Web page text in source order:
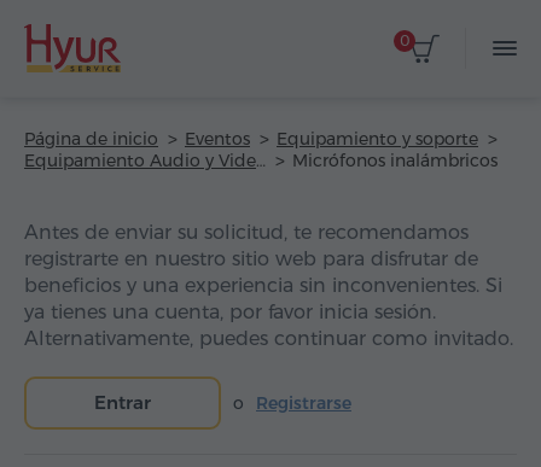
0
Página de inicio Eventos
Equipamiento y soporte
Equipamiento Audio y Video
Micrófonos inalámbricos
Antes de enviar su solicitud, te recomendamos
registrarte en nuestro sitio web para disfrutar de
beneficios y una experiencia sin inconvenientes. Si
ya tienes una cuenta, por favor inicia sesión.
Alternativamente, puedes continuar como invitado.
Entrar o Registrarse